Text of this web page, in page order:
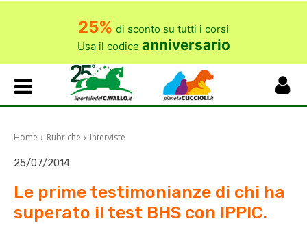
25% di sconto su tutti i corsi
Usa il codice anniversario
Home Rubriche Interviste
25/07/2014
Le prime testimonianze di chi ha
superato il test BHS con IPPIC.